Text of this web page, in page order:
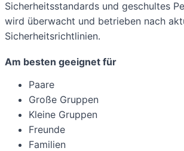
Sicherheitsstandards und geschultes
wird überwacht und betrieben nach
Sicherheitsrichtlinien.
Am besten geeignet für
Paare
Große Gruppen
Kleine Gruppen
Freunde
Familien